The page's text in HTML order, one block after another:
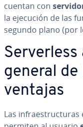
cuentan con
la ejecución de las
segundo plano (por
general
ve­n­ta­jas
Las in­frae­s­tru­c­tu­ras